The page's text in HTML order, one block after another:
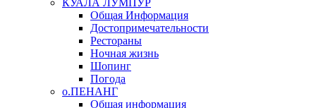
КУАЛА ЛУМПУР
Общая Информация
Достопримечательности
Рестораны
Ночная жизнь
Шопинг
Погода
о.ПЕНАНГ
Общая информация